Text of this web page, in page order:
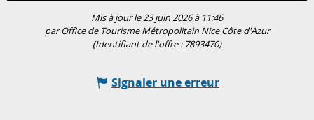
Mis à jour le 23 juin 2026 à 11:46
par Office de Tourisme Métropolitain Nice Côte d'Azur
(Identifiant de l'offre : 7893470)
Signaler une erreur